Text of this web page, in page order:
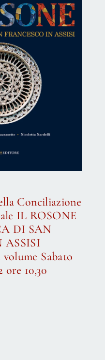
Conciliazione
IL ROSONE
DI SAN
ASSISI
Sabato
ore 10,30